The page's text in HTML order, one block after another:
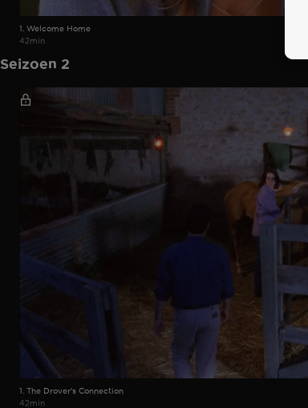
1. Welcome Home
42min
Seizoen 2
1. The Drover's Connection
42min